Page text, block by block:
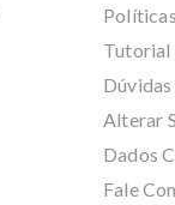
Tutorial
Alterar
Dados
Fale